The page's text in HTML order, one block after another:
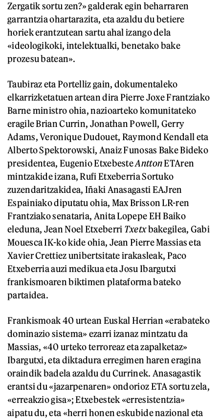
Zergatik sortu zen?» galderak egin beharraren
garrantzia ohartarazita, eta azaldu du betiere
horiek erantzutean sartu ahal izango dela
«ideologikoki, intelektualki, benetako bake
prozesu batean».
Taubiraz eta Portelliz gain, dokumentaleko
elkarrizketatuen artean dira Pierre Joxe Frantziako
Barne ministro ohia, nazioarteko komunitateko
eragile Brian Currin, Jonathan Powell, Gerry
Adams, Veronique Dudouet, Raymond Kendall eta
Alberto Spektorowski, Anaiz Funosas Bake Bideko
presidentea, Eugenio EtxebesteAnttonETAren
mintzakide izana, Rufi Etxeberria Sortuko
zuzendaritzakidea, Iñaki Anasagasti EAJren
Espainiako diputatu ohia, Max Brisson LR-ren
Frantziako senataria, Anita Lopepe EH Baiko
eleduna, Jean Noel Etxeberri Txetxbakegilea, Gabi
Mouesca IK-ko kide ohia, Jean Pierre Massias eta
Xavier Crettiez unibertsitate irakasleak, Paco
Etxeberria auzi medikua eta Josu Ibargutxi
frankismoaren biktimen plataforma bateko
partaidea.
Frankismoak 40 urtean Euskal Herrian «erabateko
dominazio sistema» ezarri izanaz mintzatu da
Massias, «40 urteko terroreaz eta zapalketaz»
Ibargutxi, eta diktadura erregimen haren eragina
oraindik badela azaldu du Currinek. Anasagastik
erantsi du «jazarpenaren» ondorioz ETA sortu zela,
«erreakzio gisa»; Etxebestek «erresistentzia»
aipatu du, eta «herri honen eskubide nazional eta